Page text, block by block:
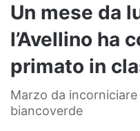
Un mese da
l’Avellino ha
primato in
Marzo da
biancoverde